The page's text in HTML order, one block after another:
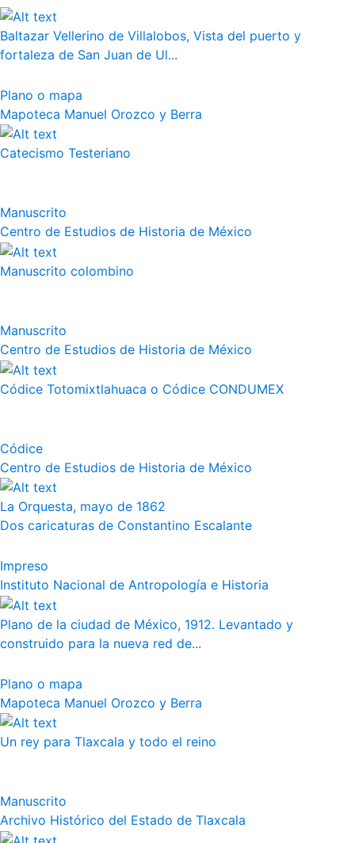
Baltazar Vellerino de Villalobos, Vista del puerto y
fortaleza de San Juan de Ul...
Plano o mapa
Mapoteca Manuel Orozco y Berra
Catecismo Testeriano
Manuscrito
Centro de Estudios de Historia de México
Manuscrito colombino
Manuscrito
Centro de Estudios de Historia de México
Códice Totomixtlahuaca o Códice CONDUMEX
Códice
Centro de Estudios de Historia de México
La Orquesta, mayo de 1862
Dos caricaturas de Constantino Escalante
Impreso
Instituto Nacional de Antropología e Historia
Plano de la ciudad de México, 1912. Levantado y
construido para la nueva red de...
Plano o mapa
Mapoteca Manuel Orozco y Berra
Un rey para Tlaxcala y todo el reino
Manuscrito
Archivo Histórico del Estado de Tlaxcala